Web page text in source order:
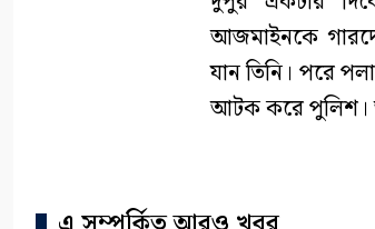
আজমাইনকে গারদে
যান তিনি। পরে
আটক করে পুলিশ।